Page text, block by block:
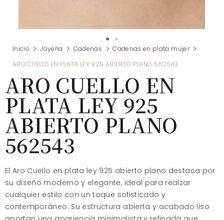
Inicio Joyería Cadenas
Cadenas en plata mujer
ARO CUELLO EN PLATA LEY 925 ABIERTO PLANO 562543
ARO CUELLO EN
PLATA LEY 925
ABIERTO PLANO
562543
El Aro Cuello en plata ley 925 abierto plano destaca por
su diseño moderno y elegante, ideal para realzar
cualquier estilo con un toque sofisticado y
contemporáneo. Su estructura abierta y acabado liso